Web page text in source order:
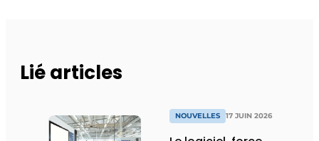
Lié articles
NOUVELLES 17 JUIN 2026